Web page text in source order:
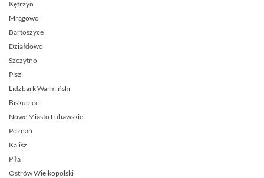
Kętrzyn
Mrągowo
Bartoszyce
Działdowo
Szczytno
Pisz
Lidzbark Warmiński
Biskupiec
Nowe Miasto Lubawskie
Poznań
Kalisz
Piła
Ostrów Wielkopolski